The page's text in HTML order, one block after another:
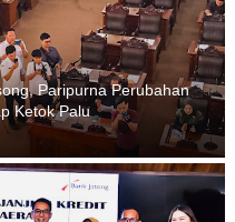
Paripurna Perubahan
Ketok Palu